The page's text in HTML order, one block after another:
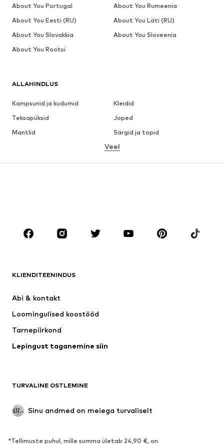
ALLAHINDLUS
Kampsunid ja kudumid
Kleidid
Teksapüksid
Joped
Mantlid
Särgid ja topid
Pesu
Aksessuaarid
Premium
Uus
Pesu
Mantlid
Sündmused
Veel
KLIENDITEENINDUS
Abi & kontakt
Loomingulised koostööd
Tarnepiirkond
Lepingust taganemine siin
TURVALINE OSTLEMINE
Sinu andmed on meiega turvaliselt
*Tellimuste puhul, mille summa ületab 24,90 €, on
About You Portugal
About You Rumeenia
About You Eesti (RU)
About You Läti (RU)
About You Slovakkia
About You Sloveenia
About You Rootsi